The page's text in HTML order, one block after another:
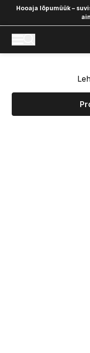
Hooaja lõpumüük –